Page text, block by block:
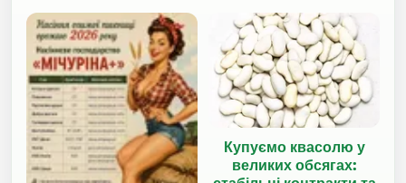
Купуємо квасолю у
великих обсягах: